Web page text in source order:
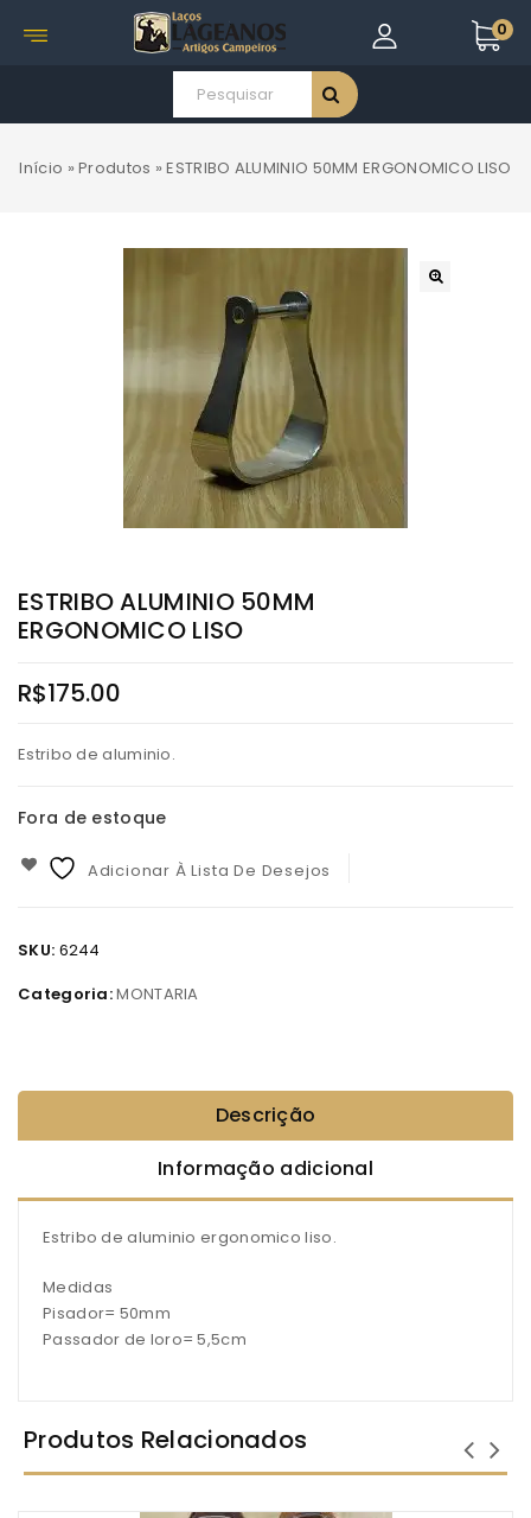
0
Início »Produtos »ESTRIBO ALUMINIO 50MM ERGONOMICO LISO
ESTRIBO ALUMINIO 50MM
ERGONOMICO LISO
R$175.00
Estribo de aluminio.
Fora de estoque
Adicionar À Lista De Desejos
SKU: 6244
Categoria:MONTARIA
Descrição
Informação adicional
Estribo de aluminio ergonomico liso.
Medidas
Pisador= 50mm
Passador de loro= 5,5cm
Produtos Relacionados